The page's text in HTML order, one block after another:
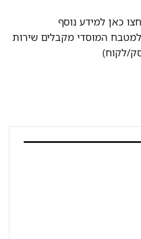
כאן למידע נוסף
המוסדי מקבלים שירות
לקוח)